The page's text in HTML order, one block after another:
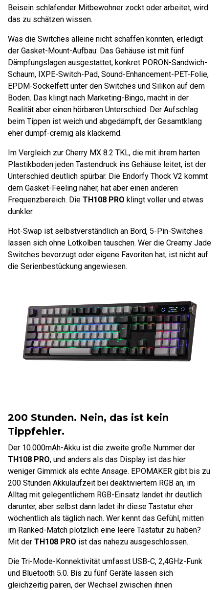
Beisein schlafender Mitbewohner zockt oder arbeitet, wird
das zu schätzen wissen.
Was die Switches alleine nicht schaffen könnten, erledigt
der Gasket-Mount-Aufbau: Das Gehäuse ist mit fünf
Dämpfungslagen ausgestattet, konkret PORON-Sandwich-
Schaum, IXPE-Switch-Pad, Sound-Enhancement-PET-Folie,
EPDM-Sockelfett unter den Switches und Silikon auf dem
Boden. Das klingt nach Marketing-Bingo, macht in der
Realität aber einen hörbaren Unterschied. Der Aufschlag
beim Tippen ist weich und abgedämpft, der Gesamtklang
eher dumpf-cremig als klackernd.
Im Vergleich zur Cherry MX 8.2 TKL, die mit ihrem harten
Plastikboden jeden Tastendruck ins Gehäuse leitet, ist der
Unterschied deutlich spürbar. Die Endorfy Thock V2 kommt
dem Gasket-Feeling näher, hat aber einen anderen
Frequenzbereich. Die TH108 PRO klingt voller und etwas
dunkler.
Hot-Swap ist selbstverständlich an Bord, 5-Pin-Switches
lassen sich ohne Lötkolben tauschen. Wer die Creamy Jade
Switches bevorzugt oder eigene Favoriten hat, ist nicht auf
die Serienbestückung angewiesen.
200 Stunden. Nein, das ist kein
Tippfehler.
Der 10.000mAh-Akku ist die zweite große Nummer der
TH108 PRO, und anders als das Display ist das hier
weniger Gimmick als echte Ansage. EPOMAKER gibt bis zu
200 Stunden Akkulaufzeit bei deaktiviertem RGB an, im
Alltag mit gelegentlichem RGB-Einsatz landet ihr deutlich
darunter, aber selbst dann ladet ihr diese Tastatur eher
wöchentlich als täglich nach. Wer kennt das Gefühl, mitten
im Ranked-Match plötzlich eine leere Tastatur zu haben?
Mit der TH108 PRO ist das nahezu ausgeschlossen.
Die Tri-Mode-Konnektivität umfasst USB-C, 2,4GHz-Funk
und Bluetooth 5.0. Bis zu fünf Geräte lassen sich
gleichzeitig pairen, der Wechsel zwischen ihnen